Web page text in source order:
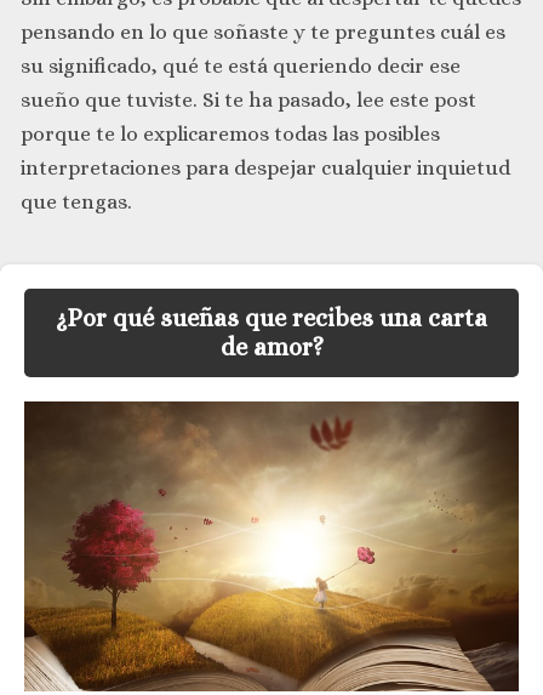
pensando en lo que soñaste y te preguntes cuál es
su significado, qué te está queriendo decir ese
sueño que tuviste. Si te ha pasado, lee este post
porque te lo explicaremos todas las posibles
interpretaciones para despejar cualquier inquietud
que tengas.
¿Por qué sueñas que recibes una carta
de amor?